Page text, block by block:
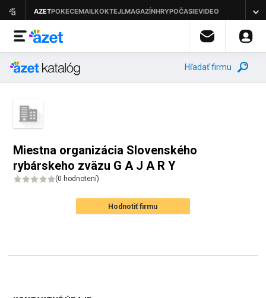
Hľadať firmu
Miestna organizácia Slovenského
rybárskeho zväzu G A J A R Y
(0 hodnotení)
Hodnotiť firmu